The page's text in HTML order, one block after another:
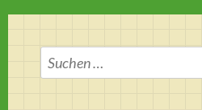
Suchen
nach: